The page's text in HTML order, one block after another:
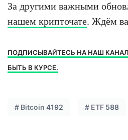
За другими важными
нашем крипточате. Ждём
ПОДПИСЫВАЙТЕСЬ НА НАШ
БЫТЬ В КУРСЕ.
# Bitcoin 4192 # ETF 588